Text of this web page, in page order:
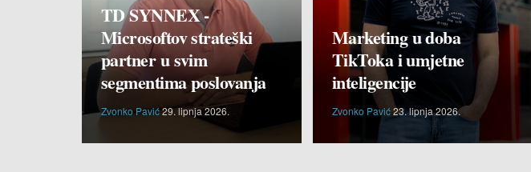
TD SYNNEX -
Microsoftov strateški
partner u svim
segmentima poslovanja
Zvonko Pavić29. lipnja 2026.
Marketing u doba
TikToka i umjetne
inteligencije
Zvonko Pavić23. lipnja 2026.